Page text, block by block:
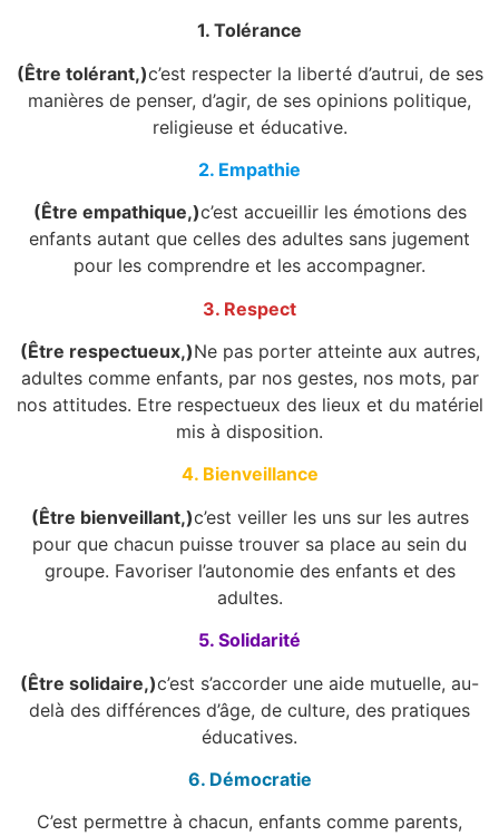
1. Tolérance
(Être tolérant,)c’est respecter la liberté d’autrui, de ses
manières de penser, d’agir, de ses opinions politique,
religieuse et éducative.
2. Empathie
(Être empathique,)c’est accueillir les émotions des
enfants autant que celles des adultes sans jugement
pour les comprendre et les accompagner.
3. Respect
(Être respectueux,)Ne pas porter atteinte aux autres,
adultes comme enfants, par nos gestes, nos mots, par
nos attitudes. Etre respectueux des lieux et du matériel
mis à disposition.
4. Bienveillance
(Être bienveillant,)c’est veiller les uns sur les autres
pour que chacun puisse trouver sa place au sein du
groupe. Favoriser l’autonomie des enfants et des
adultes.
5. Solidarité
(Être solidaire,)c’est s’accorder une aide mutuelle, au-
delà des différences d’âge, de culture, des pratiques
éducatives.
6. Démocratie
C’est permettre à chacun, enfants comme parents,